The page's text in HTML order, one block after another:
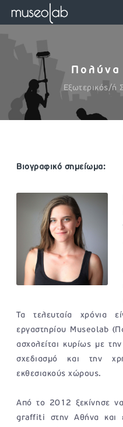
Εξωτερικός/ή
Βιογραφικό σημείωμα:
Τα τελευταία χρόνια
εργαστηρίου Museolab
ασχολείται κυρίως με
σχεδιασμό και την
εκθεσιακούς χώρους.
Από το 2012 ξεκίνησε
graffiti στην Αθήνα και